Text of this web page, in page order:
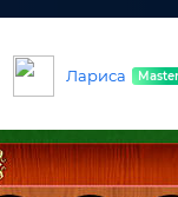
Лариса